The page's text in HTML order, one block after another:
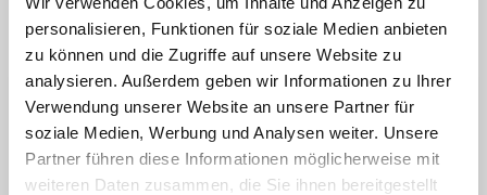
personalisieren, Funktionen für soziale Medien anbieten
zu können und die Zugriffe auf unsere Website zu
analysieren. Außerdem geben wir Informationen zu Ihrer
Verwendung unserer Website an unsere Partner für
soziale Medien, Werbung und Analysen weiter. Unsere
Partner führen diese Informationen möglicherweise mit
weiteren Daten zusammen, die Sie ihnen bereitgestellt